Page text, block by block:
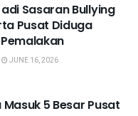
Sasaran Bullying
Pusat Diduga
JUNE 16, 2026
5 Besar Pusat